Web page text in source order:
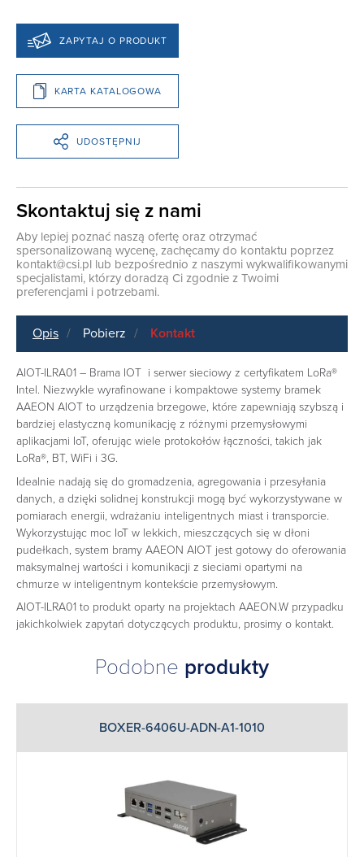
ZAPYTAJ O PRODUKT
KARTA KATALOGOWA
UDOSTĘPNIJ
Skontaktuj się z nami
Aby lepiej poznać naszą ofertę oraz otrzymać
spersonalizowaną wycenę, zachęcamy do kontaktu poprzez
kontakt@csi.pl lub bezpośrednio z naszymi wykwalifikowanymi
specjalistami, którzy doradzą Ci zgodnie z Twoimi
preferencjami i potrzebami.
Opis Pobierz Kontakt
AIOT-ILRA01 – Brama IOT i serwer sieciowy z certyfikatem LoRa®
Intel. Niezwykle wyrafinowane i kompaktowe systemy bramek
AAEON AIOT to urządzenia brzegowe, które zapewniają szybszą i
bardziej elastyczną komunikację z różnymi przemysłowymi
aplikacjami IoT, oferując wiele protokołów łączności, takich jak
LoRa®, BT, WiFi i 3G.
Idealnie nadają się do gromadzenia, agregowania i przesyłania
danych, a dzięki solidnej konstrukcji mogą być wykorzystywane w
pomiarach energii, wdrażaniu inteligentnych miast i transporcie.
Wykorzystując moc IoT w lekkich, mieszczących się w dłoni
pudełkach, system bramy AAEON AIOT jest gotowy do oferowania
maksymalnej wartości i komunikacji z sieciami opartymi na
chmurze w inteligentnym kontekście przemysłowym.
AIOT-ILRA01 to produkt oparty na projektach AAEON.W przypadku
jakichkolwiek zapytań dotyczących produktu, prosimy o kontakt.
Podobne produkty
BOXER-6406U-ADN-A1-1010